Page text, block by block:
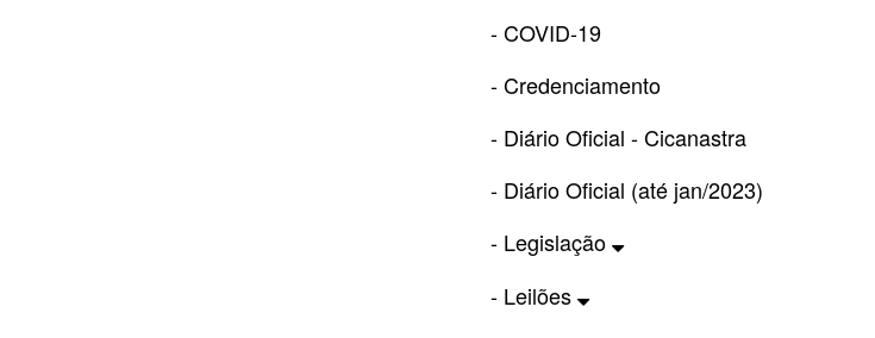
- COVID-19
- Credenciamento
- Diário Oficial - Cicanastra
- Diário Oficial (até jan/2023)
- Legislação
- Leilões